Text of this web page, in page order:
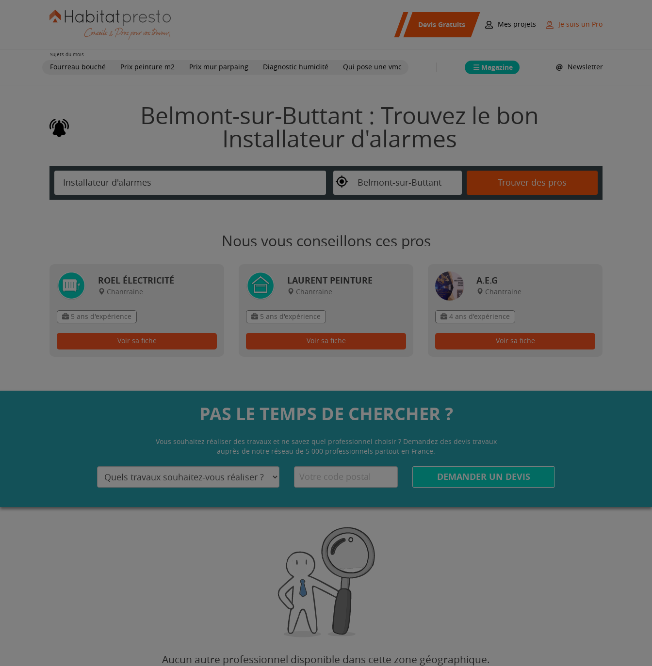
Devis Gratuits Mes projets Je suis un Pro
Sujets du mois
Fourreau bouché Prix peinture m2 Prix mur parpaing Diagnostic humidité Qui pose une vmc Magazine Newsletter
Belmont-sur-Buttant : Trouvez le bon
Installateur d'alarmes
Installateur d'alarmes Belmont-sur-Buttant Trouver des pros
Nous vous conseillons ces pros
ROEL ÉLECTRICITÉ
Chantraine
5 ans d'expérience
Voir sa fiche
LAURENT PEINTURE
Chantraine
5 ans d'expérience
Voir sa fiche
A.E.G
Chantraine
4 ans d'expérience
Voir sa fiche
PAS LE TEMPS DE CHERCHER ?
Vous souhaitez réaliser des travaux et ne savez quel professionnel choisir ? Demandez des devis travaux
auprès de notre réseau de 5 000 professionnels partout en France.
DEMANDER UN DEVIS
Aucun autre professionnel disponible dans cette zone géographique.